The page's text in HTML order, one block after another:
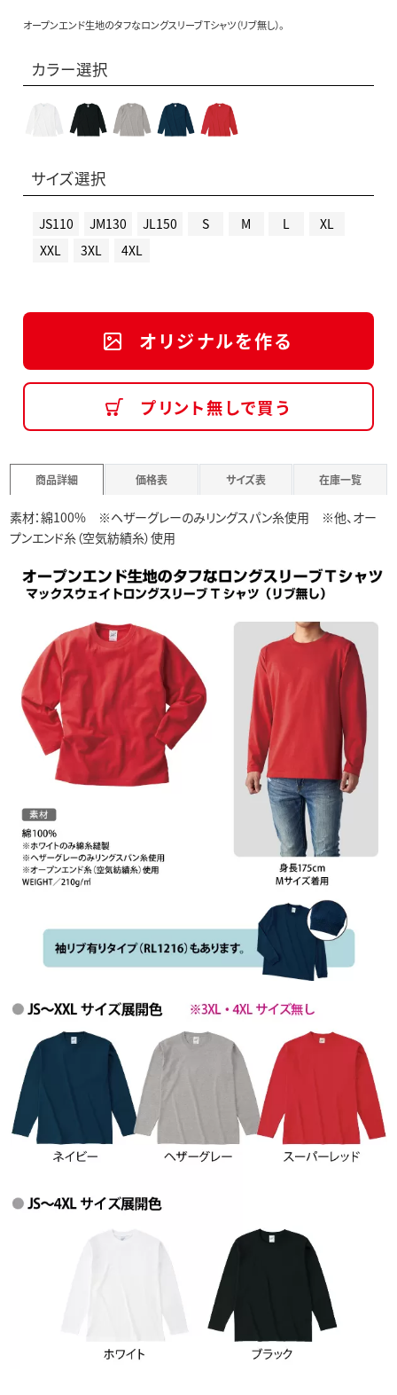
オープンエンド生地のタフなロングスリーブＴシャツ（リブ無し）。
カラー選択
サイズ選択
JS110 JM130 JL150 S M L
XL
XXL
3XL 4XL
オリジナルを作る
プリント無しで買う
商品詳細 価格表 サイズ表 在庫一覧
素材：綿100% ※ヘザーグレーのみリングスパン糸使用 ※他、オー
プンエンド糸（空気紡績糸）使用